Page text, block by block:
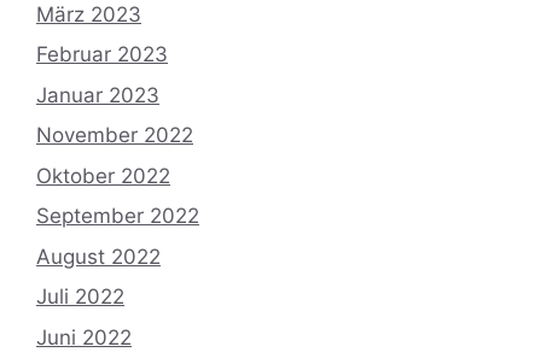
März 2023
Februar 2023
Januar 2023
November 2022
Oktober 2022
September 2022
August 2022
Juli 2022
Juni 2022